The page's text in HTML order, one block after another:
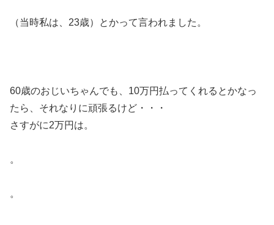
（当時私は、23歳）とかって言われました。
60歳のおじいちゃんでも、10万円払ってくれるとかなっ
たら、それなりに頑張るけど・・・
さすがに2万円は。
。
。